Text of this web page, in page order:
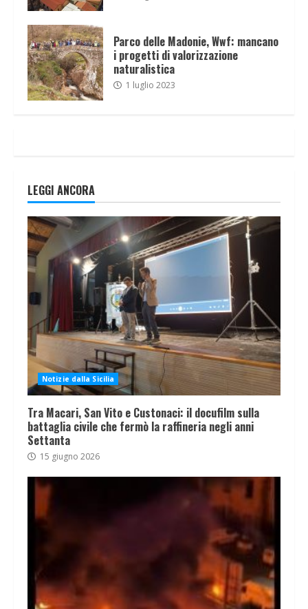
Parco delle Madonie, Wwf: mancano
i progetti di valorizzazione
naturalistica
1 luglio 2023
LEGGI ANCORA
Notizie dalla Sicilia
Tra Macari, San Vito e Custonaci: il docufilm sulla
battaglia civile che fermò la raffineria negli anni
Settanta
15 giugno 2026